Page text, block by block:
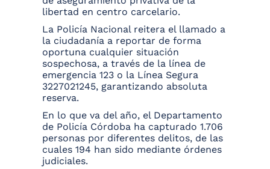
libertad en centro carcelario.
La Policía Nacional reitera el llamado a
la ciudadanía a reportar de forma
oportuna cualquier situación
sospechosa, a través de la línea de
emergencia 123 o la Línea Segura
3227021245, garantizando absoluta
reserva.
En lo que va del año, el Departamento
de Policía Córdoba ha capturado 1.706
personas por diferentes delitos, de las
cuales 194 han sido mediante órdenes
judiciales.